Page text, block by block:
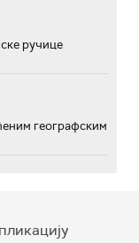
ручице
географским